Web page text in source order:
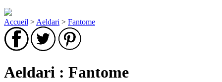
Accueil > Aeldari > Fantome
Aeldari : Fantome